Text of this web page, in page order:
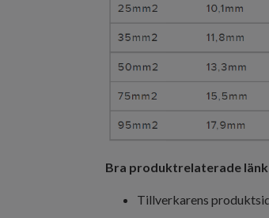
Bra produktrelaterade
Tillverkarens